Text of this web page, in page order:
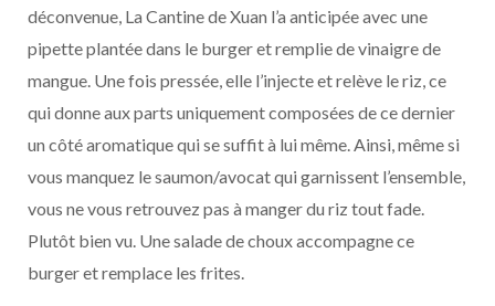
déconvenue, La Cantine de Xuan l’a anticipée avec une
pipette plantée dans le burger et remplie de vinaigre de
mangue. Une fois pressée, elle l’injecte et relève le riz, ce
qui donne aux parts uniquement composées de ce dernier
un côté aromatique qui se suffit à lui même. Ainsi, même si
vous manquez le saumon/avocat qui garnissent l’ensemble,
vous ne vous retrouvez pas à manger du riz tout fade.
Plutôt bien vu. Une salade de choux accompagne ce
burger et remplace les frites.